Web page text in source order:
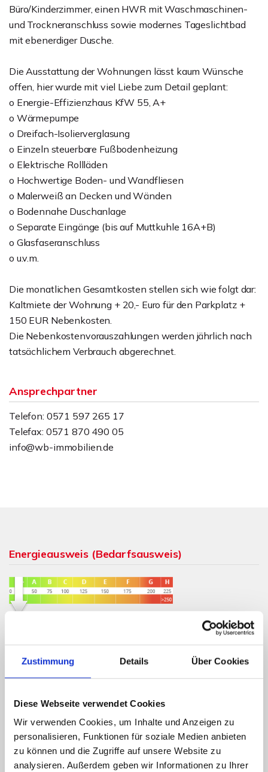
Zustimmung Details Über Cookies
Diese Webseite verwendet Cookies
Wir verwenden Cookies, um Inhalte und Anzeigen zu
personalisieren, Funktionen für soziale Medien anbieten
zu können und die Zugriffe auf unsere Website zu
analysieren. Außerdem geben wir Informationen zu Ihrer
Büro/Kinderzimmer, einen HWR mit Waschmaschinen-
und Trockneranschluss sowie modernes Tageslichtbad
mit ebenerdiger Dusche.
Die Ausstattung der Wohnungen lässt kaum Wünsche
offen, hier wurde mit viel Liebe zum Detail geplant:
o Energie-Effizienzhaus KfW 55, A+
o Wärmepumpe
o Dreifach-Isolierverglasung
o Einzeln steuerbare Fußbodenheizung
o Elektrische Rollläden
o Hochwertige Boden- und Wandfliesen
o Malerweiß an Decken und Wänden
o Bodennahe Duschanlage
o Separate Eingänge (bis auf Muttkuhle 16A+B)
o Glasfaseranschluss
o u.v.m.
Die monatlichen Gesamtkosten stellen sich wie folgt dar:
Kaltmiete der Wohnung + 20,- Euro für den Parkplatz +
150 EUR Nebenkosten.
Die Nebenkostenvorauszahlungen werden jährlich nach
tatsächlichem Verbrauch abgerechnet.
Ansprechpartner
Telefon: 0571 597 265 17
Telefax: 0571 870 490 05
info@wb-immobilien.de
Energieausweis (Bedarfsausweis)
Weitere Informationen
Energieausweis Ausstelldatum
2024-02-12
Energieausweis gültig bis
11.02.2034